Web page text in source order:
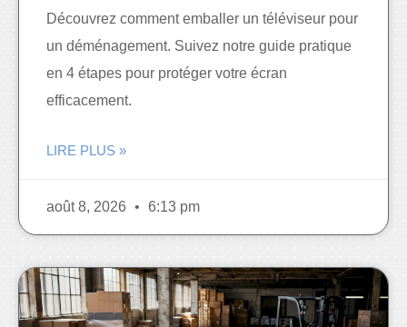
Découvrez comment emballer un téléviseur pour
un déménagement. Suivez notre guide pratique
en 4 étapes pour protéger votre écran
efficacement.
LIRE PLUS »
août 8, 2026 6:13 pm